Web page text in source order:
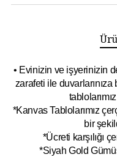
• Evinizin ve işyerinizin
zarafeti ile
*Kanvas Tablolarımız
bir
*Ücreti karşılığı
*Siyah Gold